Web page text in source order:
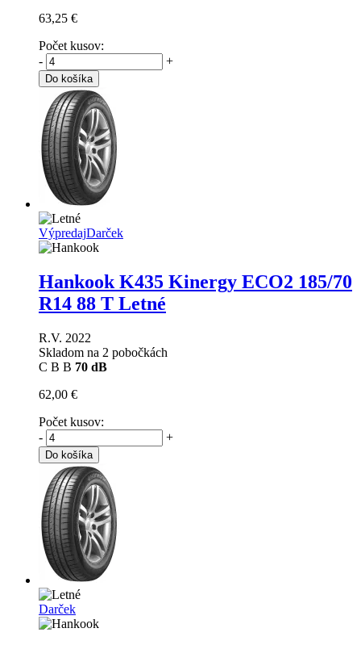
63,25 €
Počet kusov:
-
+
Do košíka
VýpredajDarček
Hankook K435 Kinergy ECO2 185/70
R14 88 T Letné
R.V. 2022
Skladom na 2 pobočkách
C B B 70 dB
62,00 €
Počet kusov:
-
+
Do košíka
Darček